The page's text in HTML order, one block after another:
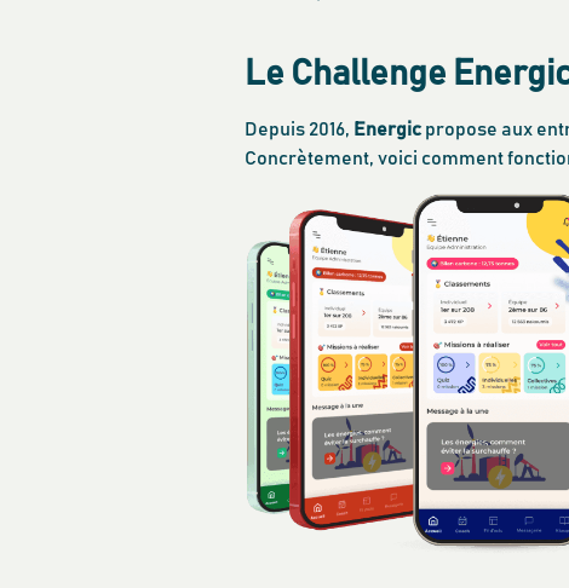
Le Challenge
Depuis 2016, Energicpropose aux
Concrètement, voici comment